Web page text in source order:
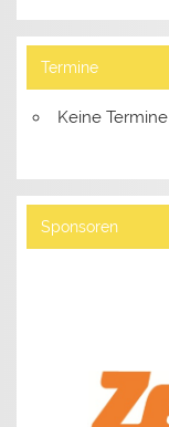
Termine
Keine Termine
Sponsoren